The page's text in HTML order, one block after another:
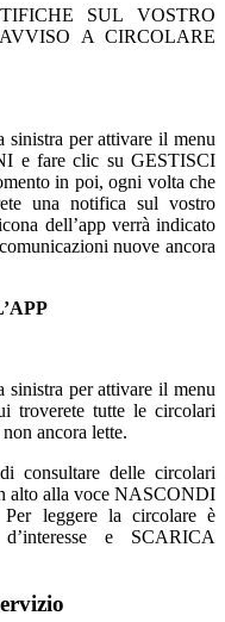
SUL VOSTRO
A CIRCOLARE
sinistra per attivare il menu
e fare clic su GESTISCI
in poi, ogni volta che
una notifica sul vostro
dell’app verrà indicato
nuove ancora
sinistra per attivare il menu
troverete tutte le circolari
ancora lette.
consultare delle circolari
alto alla voce NASCONDI
leggere la circolare è
e SCARICA